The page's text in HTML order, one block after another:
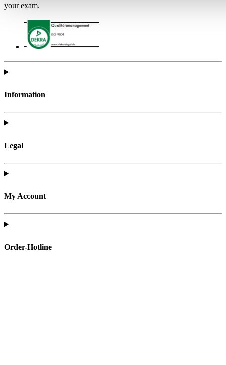
your exam.
Information
Legal
My Account
Order-Hotline